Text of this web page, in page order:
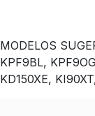
MODELOS
KPF9BL,
KD150XE,